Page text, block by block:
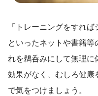
「トレーニングをすれ
といったネットや書籍
れを鵜呑みにして無理に
効果がなく、むしろ健
で気をつけましょう。